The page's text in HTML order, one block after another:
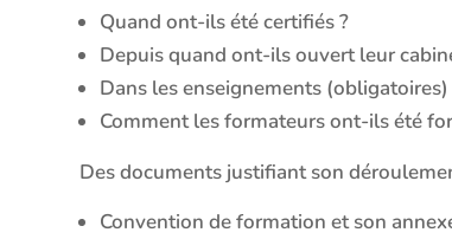
Quand ont-ils été certifiés ?
Depuis quand ont-ils ouvert leur
Dans les enseignements
Comment les formateurs ont-ils été
Des documents justifiant son
Convention de formation et son